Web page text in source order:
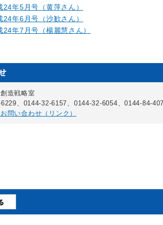
24年5月号（黄萍さん）
24年6月号（沙歓さん）
24年7月号（楊麗慧さん）
造戦略室
、0144-32-6157、0144-32-6054、0144-84-
問い合わせ（リンク）